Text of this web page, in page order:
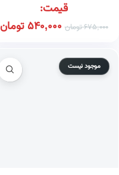
قیمت:
675,000تومان 540,000 تومان
موجود نیست